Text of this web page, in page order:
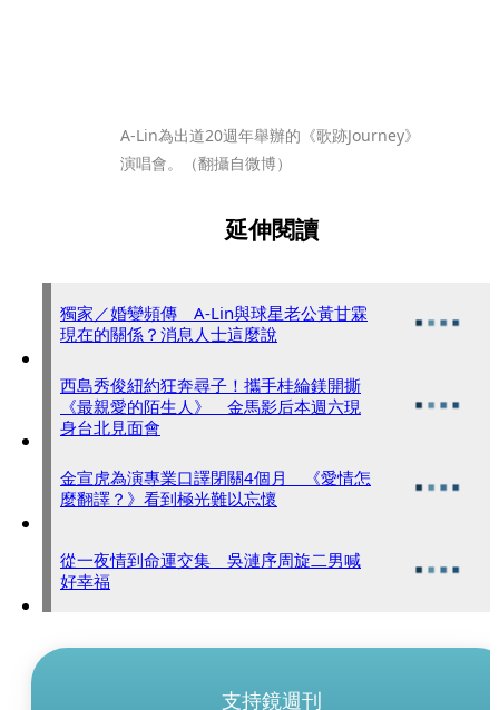
A-Lin為出道20週年舉辦的《歌跡Journey》
演唱會。（翻攝自微博）
延伸閱讀
獨家／婚變頻傳 A-Lin與球星老公黃甘霖
現在的關係？消息人士這麼說
西島秀俊紐約狂奔尋子！攜手桂綸鎂開撕
《最親愛的陌生人》 金馬影后本週六現
身台北見面會
金宣虎為演專業口譯閉關4個月 《愛情怎
麼翻譯？》看到極光難以忘懷
從一夜情到命運交集 吳漣序周旋二男喊
好幸福
支持鏡週刊